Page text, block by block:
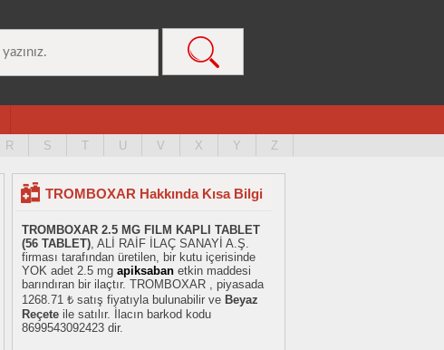
R S T U V X Y Z
TROMBOXAR Hakkında Kısa Bilgi
TROMBOXAR 2.5 MG FILM KAPLI TABLET
(56 TABLET), ALİ RAİF İLAÇ SANAYİ A.Ş.
firması tarafından üretilen, bir kutu içerisinde
YOK adet 2.5 mg apiksaban etkin maddesi
barındıran bir ilaçtır. TROMBOXAR , piyasada
1268.71 ₺ satış fiyatıyla bulunabilir ve Beyaz
Reçete ile satılır. İlacın barkod kodu
8699543092423 dir.